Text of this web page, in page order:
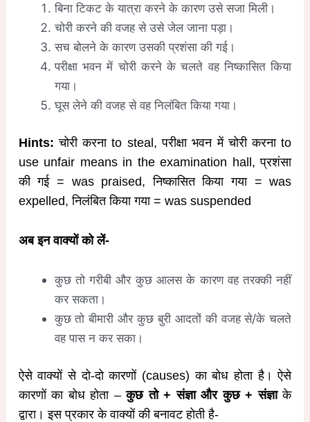
बिना टिकट के यात्रा करने के कारण उसे सजा मिली।
चोरी करने की वजह से उसे जेल जाना पड़ा।
सच बोलने के कारण उसकी प्रशंसा की गई।
परीक्षा भवन में चोरी करने के चलते वह निष्कासित किया
गया।
घूस लेने की वजह से वह निलंबित किया गया।
Hints: चोरी करना to steal, परीक्षा भवन में चोरी करना to
use unfair means in the examination hall, प्रशंसा
की गई = was praised, निष्कासित किया गया = was
expelled, निलंबित किया गया = was suspended
अब इन वाक्यों को लें-
कुछ तो गरीबी और कुछ आलस के कारण वह तरक्की नहीं
कर सकता।
कुछ तो बीमारी और कुछ बुरी आदतों की वजह से/के चलते
वह पास न कर सका।
ऐसे वाक्यों से दो-दो कारणों (causes) का बोध होता है। ऐसे
कारणों का बोध होता –कुछ तो + संज्ञा और कुछ + संज्ञाके
द्वारा। इस प्रकार के वाक्यों की बनावट होती है-